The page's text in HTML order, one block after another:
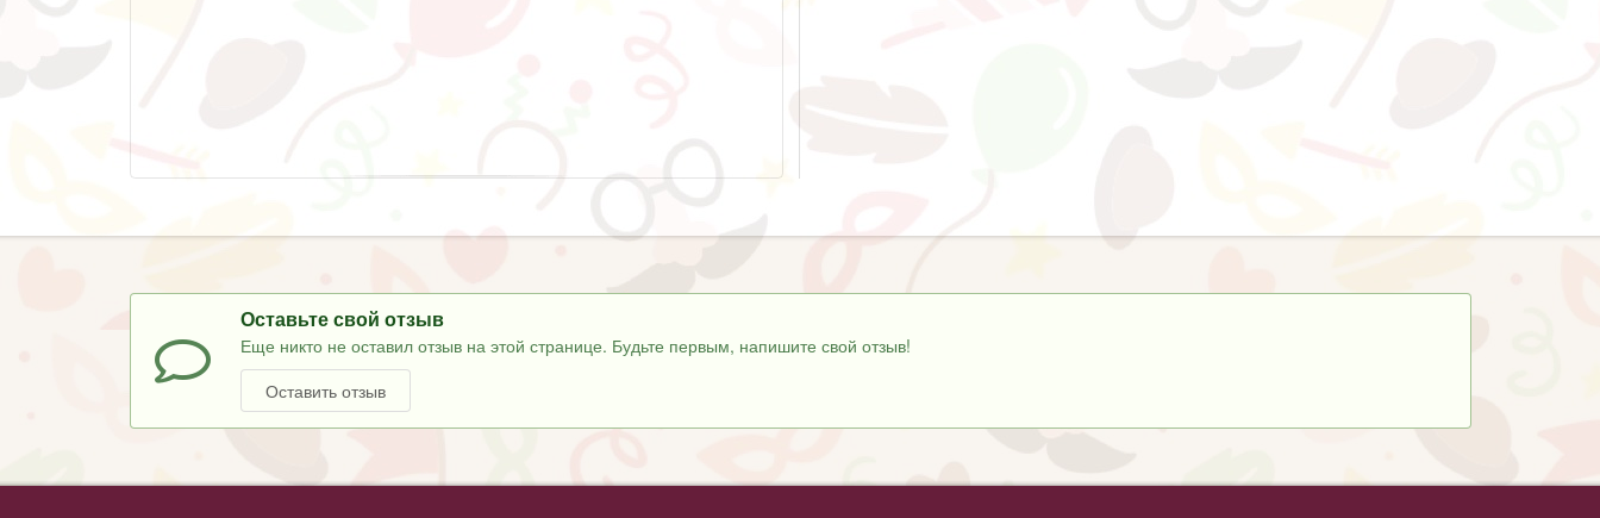
Оставьте свой отзыв
Еще никто не оставил отзыв на этой странице. Будьте первым, напишите свой отзыв!
Оставить отзыв